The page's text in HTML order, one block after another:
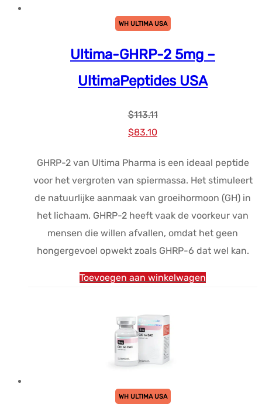
WH ULTIMA USA
Ultima-GHRP-2 5mg –
UltimaPeptides USA
$113.11
Oorspronkelijke
was:
$113.11.
$83.10Huidige
is:
$83.10.
GHRP-2 van Ultima Pharma is een ideaal peptide
voor het vergroten van spiermassa. Het stimuleert
de natuurlijke aanmaak van groeihormoon (GH) in
het lichaam. GHRP-2 heeft vaak de voorkeur van
mensen die willen afvallen, omdat het geen
hongergevoel opwekt zoals GHRP-6 dat wel kan.
Toevoegen aan winkelwagen
WH ULTIMA USA